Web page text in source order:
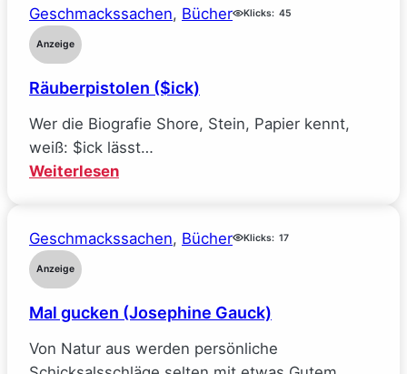
bei
wie
alle
meine
Ideale
(Sarah
Geschmackssachen, Bücher Klicks: 45
Anzeige
Räuberpistolen ($ick)
Wer die Biografie Shore, Stein, Papier kennt,
weiß: $ick lässt…
Weiterlesen:
Geschmackssachen, Bücher Klicks: 17
Anzeige
Mal gucken (Josephine Gauck)
Von Natur aus werden persönliche